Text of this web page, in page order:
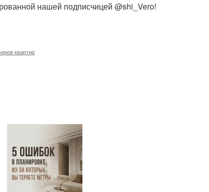
нашей подписчицей @shi_Vero!
квартир